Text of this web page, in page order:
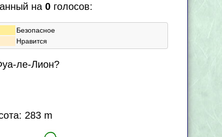
на0 голосов:
Безопасное
Нравится
ле-Лион?
283 m